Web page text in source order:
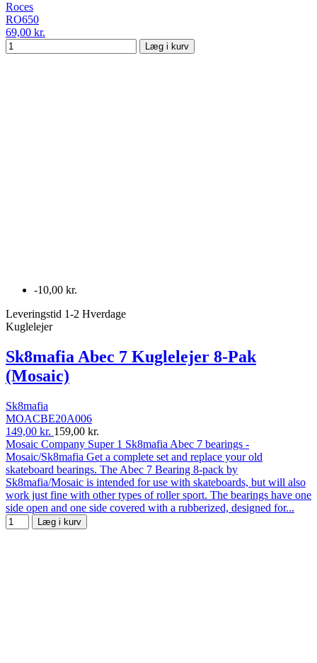
Roces
RO650
69,00 kr.
Læg i kurv
-10,00 kr.
Leveringstid 1-2 Hverdage
Kuglelejer
Sk8mafia Abec 7 Kuglelejer 8-Pak
(Mosaic)
Sk8mafia
MOACBE20A006
149,00 kr. 159,00 kr.
Mosaic Company Super 1 Sk8mafia Abec 7 bearings -
Mosaic/Sk8mafia Get a complete set and replace your old
skateboard bearings. The Abec 7 Bearing 8-pack by
Sk8mafia/Mosaic is intended for use with skateboards, but will also
work just fine with other types of roller sport. The bearings have one
side open and one side covered with a rubberized, designed for...
Læg i kurv